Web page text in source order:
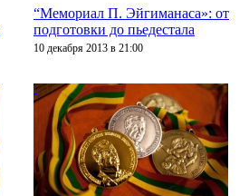
“Мемориал П. Эйгиманаса»: от
подготовки до пьедестала
10 декабря 2013 в 21:00